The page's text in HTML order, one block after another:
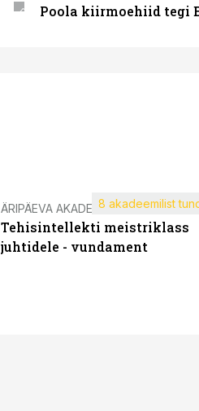
Poola kiirmoehiid tegi
ÄRIPÄEVA AKADEEMIA
Tehisintellekti meistriklass
juhtidele - vundament
8 akadeemilist